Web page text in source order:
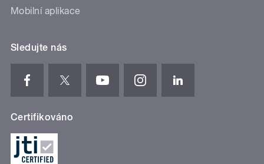
Mobilní aplikace
Sledujte nás
Certifikováno